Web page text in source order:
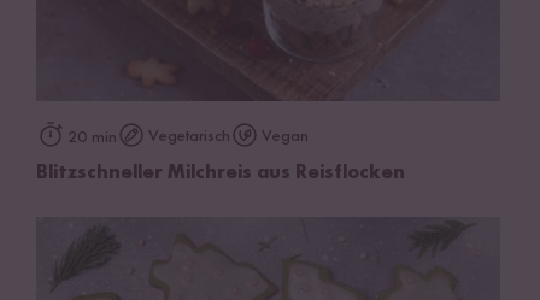
20 min Vegetarisch Vegan
Blitzschneller Milchreis aus Reisflocken